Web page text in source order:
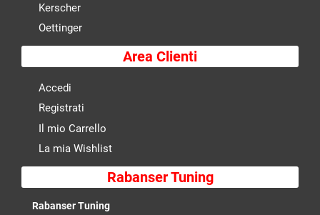
Kerscher
Oettinger
Area Clienti
Accedi
Registrati
Il mio Carrello
La mia Wishlist
Rabanser Tuning
Rabanser Tuning